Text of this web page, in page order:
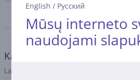
English / Русский
Mūsų interneto
naudojami
Kabelis
Laidų tipas